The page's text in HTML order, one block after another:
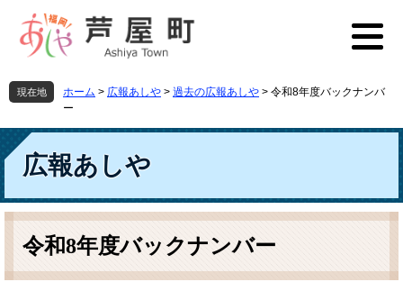
先
頭
。
を
飛
て
文
現在地 ホーム > 広報あしや > 過去の広報あしや > 令和8年度バックナンバ
ー
広報あしや
本
令和8年度バックナンバー